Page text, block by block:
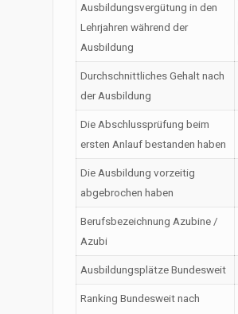
Ausbildungsvergütung in den
Lehrjahren während der
Ausbildung
Durchschnittliches Gehalt nach
der Ausbildung
Die Abschlussprüfung beim
ersten Anlauf bestanden haben
Die Ausbildung vorzeitig
abgebrochen haben
Berufsbezeichnung Azubine /
Azubi
Ausbildungsplätze Bundesweit
Ranking Bundesweit nach